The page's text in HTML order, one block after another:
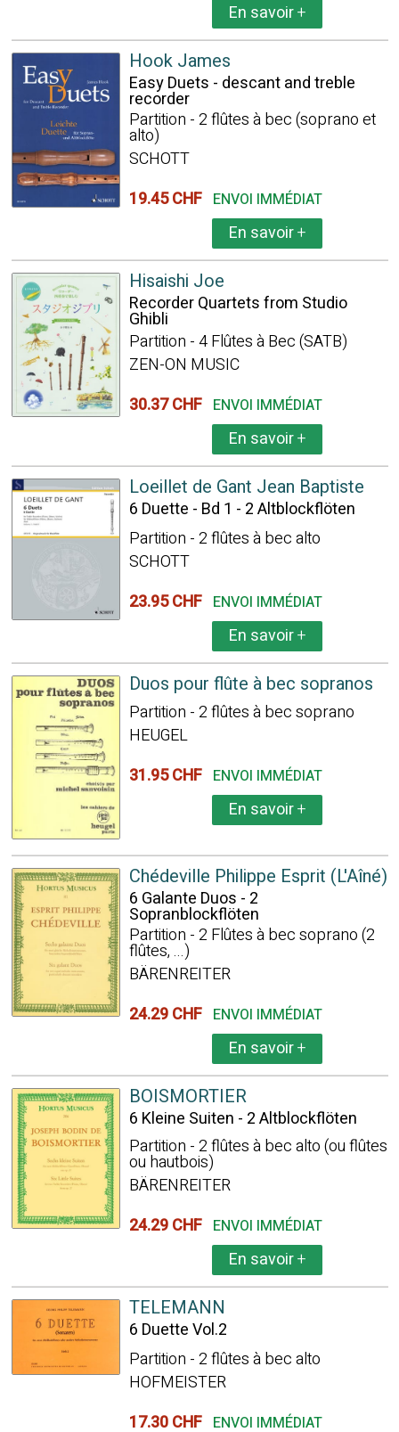
En savoir+
Hook James
Easy Duets - descant and treble
recorder
Partition - 2 flûtes à bec (soprano et
alto)
SCHOTT
19.45 CHF ENVOI IMMÉDIAT
En savoir+
Hisaishi Joe
Recorder Quartets from Studio
Ghibli
Partition - 4 Flûtes à Bec (SATB)
ZEN-ON MUSIC
30.37 CHF ENVOI IMMÉDIAT
En savoir+
Loeillet de Gant Jean Baptiste
6 Duette - Bd 1 - 2 Altblockflöten
Partition - 2 flûtes à bec alto
SCHOTT
23.95 CHF ENVOI IMMÉDIAT
En savoir+
Duos pour flûte à bec sopranos
Partition - 2 flûtes à bec soprano
HEUGEL
31.95 CHF ENVOI IMMÉDIAT
En savoir+
Chédeville Philippe Esprit (L'Aîné)
6 Galante Duos - 2
Sopranblockflöten
Partition - 2 Flûtes à bec soprano (2
flûtes, ...)
BÄRENREITER
24.29 CHF ENVOI IMMÉDIAT
En savoir+
BOISMORTIER
6 Kleine Suiten - 2 Altblockflöten
Partition - 2 flûtes à bec alto (ou flûtes
ou hautbois)
BÄRENREITER
24.29 CHF ENVOI IMMÉDIAT
En savoir+
TELEMANN
6 Duette Vol.2
Partition - 2 flûtes à bec alto
HOFMEISTER
17.30 CHF ENVOI IMMÉDIAT